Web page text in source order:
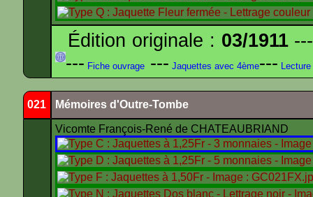
Édition originale : 03/1911
--- Fiche ouvrage --- Jaquettes avec 4ème--- Lecture
021 Mémoires d'Outre-Tombe
Vicomte François-René de CHATEAUBRIAND